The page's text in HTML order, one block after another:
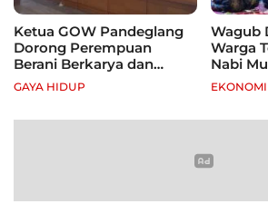
Ketua GOW Pandeglang
Dorong Perempuan
Berani Berkarya dan
Mandiri
GAYA HIDUP
Wagub
Warga
Nabi
EKONOMI